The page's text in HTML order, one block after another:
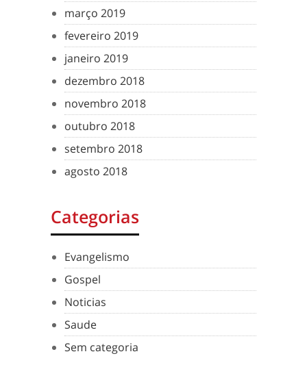
março 2019
fevereiro 2019
janeiro 2019
dezembro 2018
novembro 2018
outubro 2018
setembro 2018
agosto 2018
Categorias
Evangelismo
Gospel
Noticias
Saude
Sem categoria